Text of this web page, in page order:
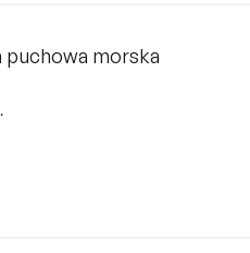
puchowa morska